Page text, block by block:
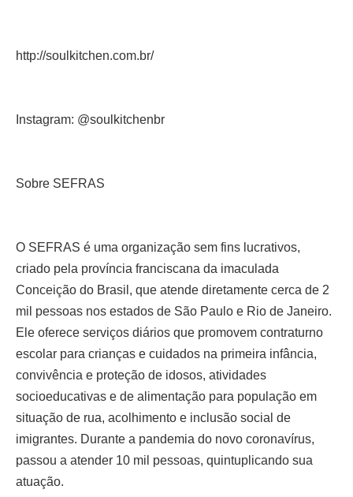
http://soulkitchen.com.br/
Instagram: @soulkitchenbr
Sobre SEFRAS
O SEFRAS é uma organização sem fins lucrativos,
criado pela província franciscana da imaculada
Conceição do Brasil, que atende diretamente cerca de 2
mil pessoas nos estados de São Paulo e Rio de Janeiro.
Ele oferece serviços diários que promovem contraturno
escolar para crianças e cuidados na primeira infância,
convivência e proteção de idosos, atividades
socioeducativas e de alimentação para população em
situação de rua, acolhimento e inclusão social de
imigrantes. Durante a pandemia do novo coronavírus,
passou a atender 10 mil pessoas, quintuplicando sua
atuação.